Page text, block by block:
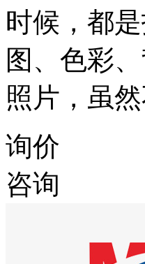
时候，都
图、色彩
照片，虽
询价
咨询